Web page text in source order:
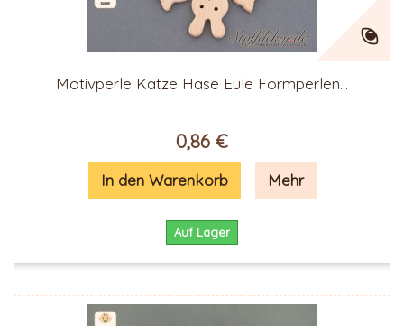
Motivperle Katze Hase Eule Formperlen...
0,86 €
In den Warenkorb Mehr
Auf Lager